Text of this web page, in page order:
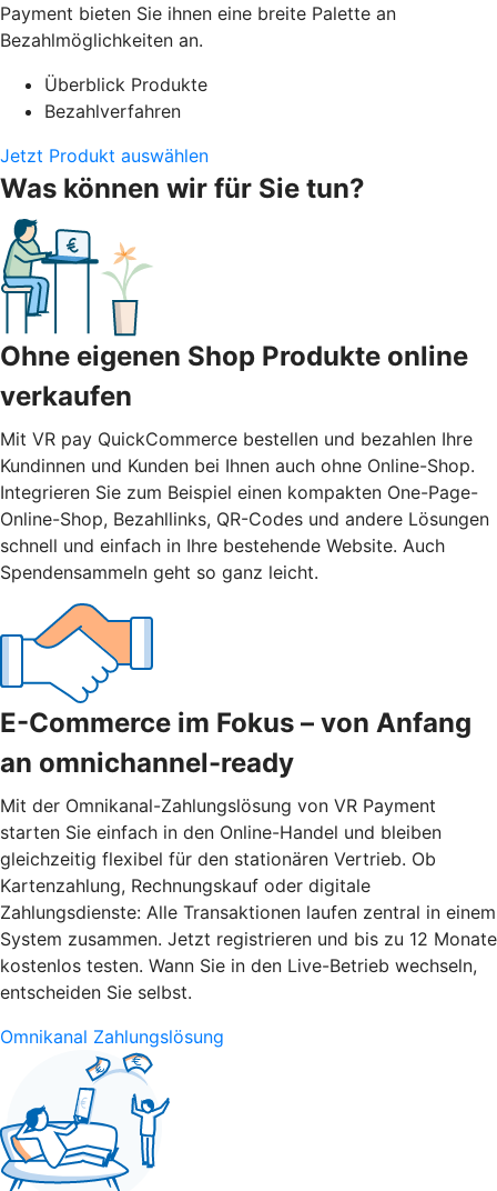
Payment bieten Sie ihnen eine breite Palette an
Bezahlmöglichkeiten an.
Überblick Produkte
Bezahlverfahren
Jetzt Produkt auswählen
Was können wir für Sie tun?
Ohne eigenen Shop Produkte online
verkaufen
Mit VR pay QuickCommerce bestellen und bezahlen Ihre
Kundinnen und Kunden bei Ihnen auch ohne Online-Shop.
Integrieren Sie zum Beispiel einen kompakten One-Page-
Online-Shop, Bezahllinks, QR-Codes und andere Lösungen
schnell und einfach in Ihre bestehende Website. Auch
Spendensammeln geht so ganz leicht.
E-Commerce im Fokus – von Anfang
an omnichannel-ready
Mit der Omnikanal-Zahlungslösung von VR Payment
starten Sie einfach in den Online-Handel und bleiben
gleichzeitig flexibel für den stationären Vertrieb. Ob
Kartenzahlung, Rechnungskauf oder digitale
Zahlungsdienste: Alle Transaktionen laufen zentral in einem
System zusammen. Jetzt registrieren und bis zu 12 Monate
kostenlos testen. Wann Sie in den Live-Betrieb wechseln,
entscheiden Sie selbst.
Omnikanal Zahlungslösung